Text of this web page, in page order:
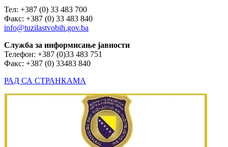
Тел: +387 (0) 33 483 700
Факс: +387 (0) 33 483 840
info@tuzilastvobih.gov.ba
Служба за информисање јавности
Телефон: +387 (0)33 483 751
Факс: +387 (0) 33483 840
РАД СА СТРАНКАМА